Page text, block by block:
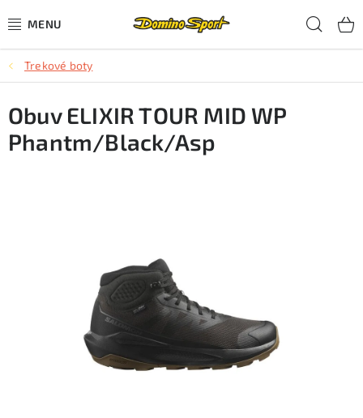
na
CYKLISTIKA
SJEZDOVÉ LYŽOVÁNÍ
SKIALPOVÉ LYŽOVÁNÍ
Trekové boty
Obuv ELIXIR TOUR MID WP
Phantm/Black/Asp